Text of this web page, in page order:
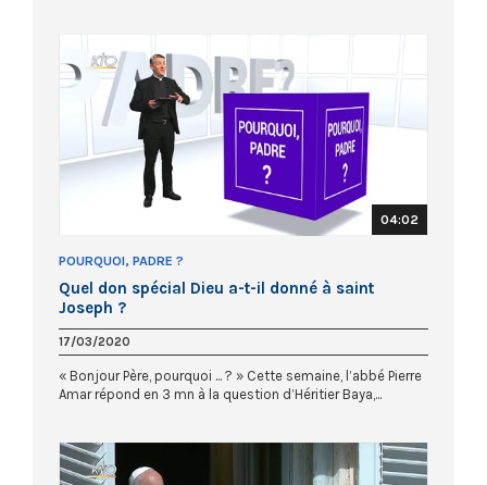
04:02
POURQUOI, PADRE ?
Quel don spécial Dieu a-t-il donné à saint
Joseph ?
17/03/2020
« Bonjour Père, pourquoi ... ? » Cette semaine, l’abbé Pierre
Amar répond en 3 mn à la question d’Héritier Baya,...